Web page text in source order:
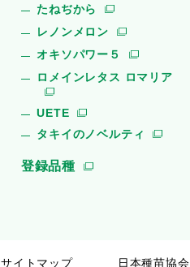
たねぢから
レノンメロン
オキソパワー５
ロメインレタス ロマリア
UETE
タキイのノベルティ
登録品種
サイトマップ 日本種苗協会